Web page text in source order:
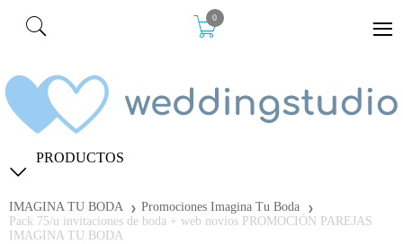
0
PRODUCTOS
IMAGINA TU BODA
Promociones Imagina Tu Boda
Pack 75/u invitaciones de boda + web novios PROMOCIÓN PAREJAS
IMAGINA TU BODA